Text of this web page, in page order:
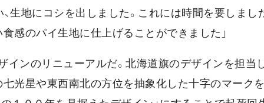
生地にコシを出しました。これには時間を要しまし
感のパイ生地に仕上げることができました」
ンのリニューアルだ。北海道旗のデザインを担当
光星や東西南北の方位を抽象化した十字のマークを